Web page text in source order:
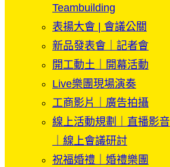
Teambuilding
表揚大會 | 會議公關
新品發表會｜記者會
開工動土｜開幕活動
Live樂團現場演奏
工商影片｜廣告拍攝
線上活動規劃｜直播影音
｜線上會議研討
祝福婚禮｜婚禮樂團